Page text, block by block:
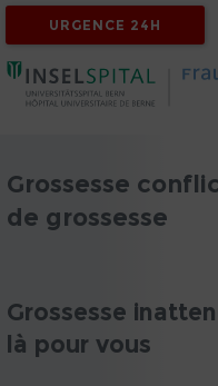
URGENCE 24H
Grossesse
de grossesse
Grossesse
là pour vous